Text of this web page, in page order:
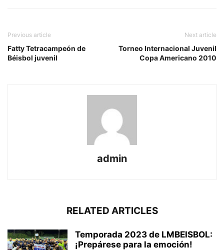
Previous article
Fatty Tetracampeón de
Béisbol juvenil
Next article
Torneo Internacional Juvenil
Copa Americano 2010
admin
RELATED ARTICLES
Temporada 2023 de LMBEISBOL:
¡Prepárese para la emoción!